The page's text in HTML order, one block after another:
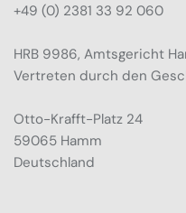
+49 (0) 2381 33 92 060
HRB 9986, Amtsgericht
Vertreten durch den
Otto-Krafft-Platz 24
59065 Hamm
Deutschland